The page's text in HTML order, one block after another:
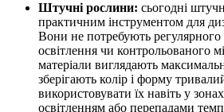
Штучні рослини: сьогодні
практичним інструментом для
Вони не потребують регулярного
освітлення чи контрольованого
матеріали виглядають
зберігають колір і форму
використовувати їх навіть у
освітленням або перепадами